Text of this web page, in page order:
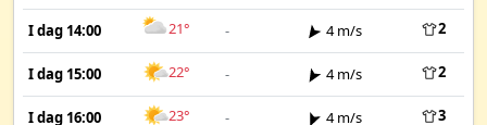
I dag 14:00 21° - 4 m/s 2
I dag 15:00 22° - 4 m/s 2
I dag 16:00 23° - 4 m/s 3